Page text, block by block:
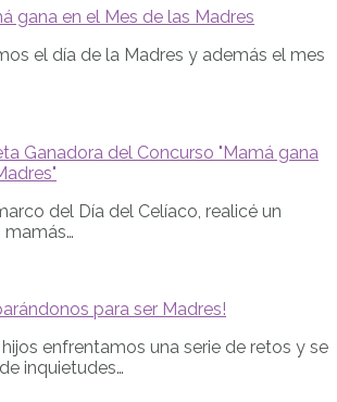
gana en el Mes de las Madres
el día de la Madres y además el mes
Ganadora del Concurso "Mamá gana
del Día del Celíaco, realicé un
mamás…
para ser Madres!
enfrentamos una serie de retos y se
inquietudes…